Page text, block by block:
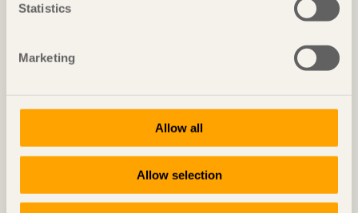
Statistics
Marketing
Allow all
Allow selection
Diskret placerat experiment